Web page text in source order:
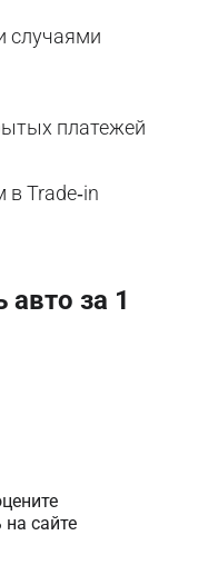
случаями
платежей
Trade‑in
за 1